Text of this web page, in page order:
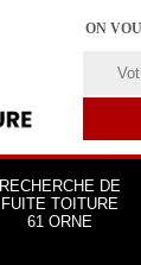
ON
RECHERCHE DE
FUITE TOITURE
61 ORNE